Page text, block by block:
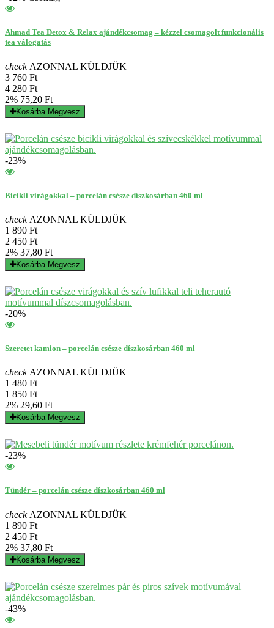
Ahmad Tea Detox & Relax ajándékcsomag – kézzel csomagolt funkcionális
tea válogatás
checkAZONNAL KÜLDJÜK
3 760 Ft
4 280 Ft
2% 75,20 Ft
Kosárba Megvesz
-23%
Bicikli virágokkal – porcelán csésze díszkosárban 460 ml
checkAZONNAL KÜLDJÜK
1 890 Ft
2 450 Ft
2% 37,80 Ft
Kosárba Megvesz
-20%
Szeretet kamion – porcelán csésze díszkosárban 460 ml
checkAZONNAL KÜLDJÜK
1 480 Ft
1 850 Ft
2% 29,60 Ft
Kosárba Megvesz
-23%
Tündér – porcelán csésze díszkosárban 460 ml
checkAZONNAL KÜLDJÜK
1 890 Ft
2 450 Ft
2% 37,80 Ft
Kosárba Megvesz
-43%